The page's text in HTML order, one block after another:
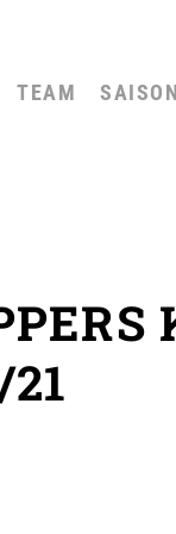
TEAM SAISON